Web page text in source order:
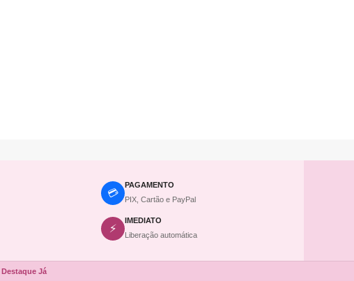
💳
PAGAMENTO
PIX, Cartão e PayPal
⚡
IMEDIATO
Liberação automática
Destaque Já